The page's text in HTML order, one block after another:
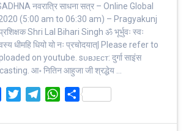
नवरात्रि साधना सत्र – Online Global
(5:00 am to 06:30 am) – Pragyakunj
Shri Lal Bihari Singh ॐ भूर्भुवः स्‍वः
धीमहि धियो यो नः प्रचोदयात्‌| Please refer to
on youtube. sᴜʙᴊᴇᴄᴛ: दुर्गा साइंस
आ॰ नितिन आहुजा जी श्रद्धेय …
c
i
l
W
a
S
a